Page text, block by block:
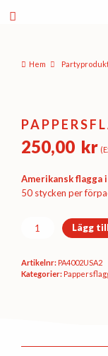
Hem
250,00 kr
Amerikansk flagga
50 stycken per
Pappersflagga
mängd
Lägg
Artikelnr: PA4002USA2
Kategorier: